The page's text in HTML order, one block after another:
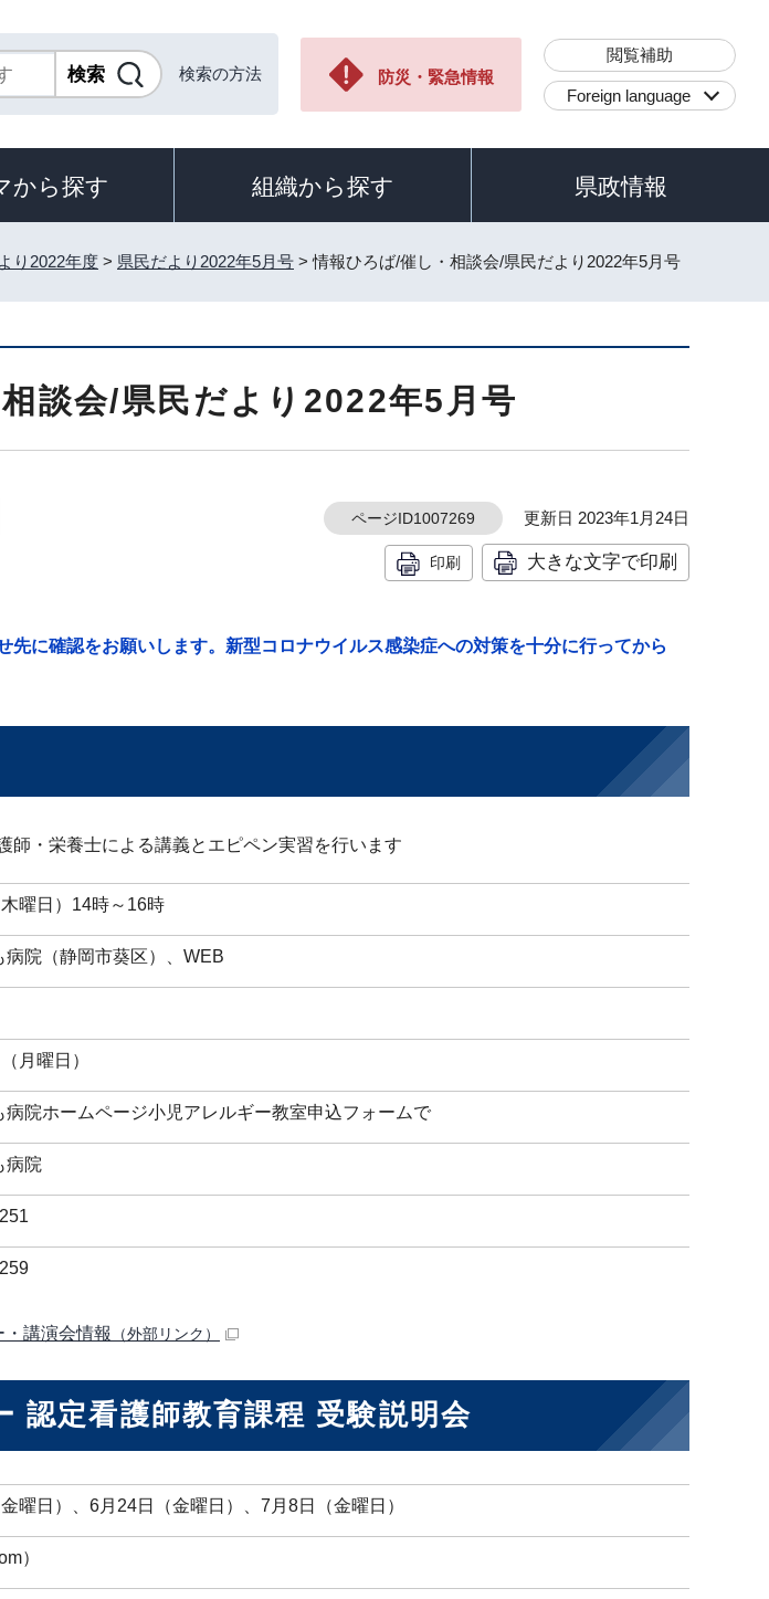
検索の方法 防災・緊急情報
閲覧補助
Foreign language
から探す 組織から探す 県政情報
り2022年度 > 県民だより2022年5月号 > 情報ひろば/催し・相談会/県民だより2022年5月号
談会/県民だより2022年5月号
ページID1007269 更新日 2023年1月24日
印刷 大きな文字で印刷
先に確認をお願いします。新型コロナウイルス感染症への対策を十分に行ってから
師・栄養士による講義とエピペン実習を行います
曜日）14時～16時
病院（静岡市葵区）、WEB
月曜日）
病院ホームページ小児アレルギー教室申込フォームで
病院
講演会情報 （外部リンク）
認定看護師教育課程 受験説明会
曜日）、6月24日（金曜日）、7月8日（金曜日）
）